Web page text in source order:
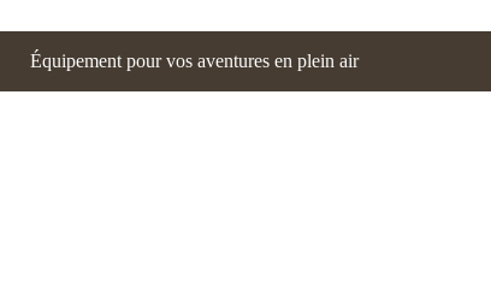
Équipement pour vos aventures en plein air